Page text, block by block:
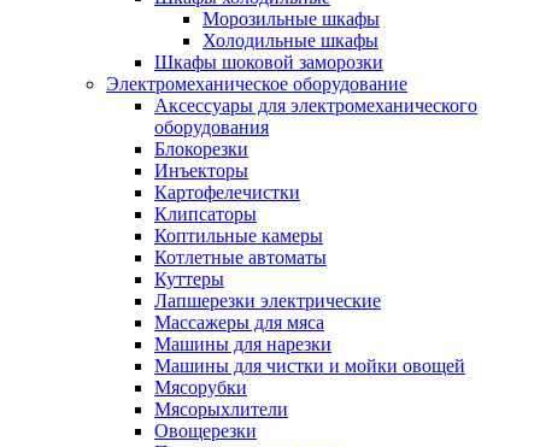
Mорозильные шкафы
Холодильные шкафы
Шкафы шоковой заморозки
Электромеханическое оборудование
Аксессуары для электромеханического
оборудования
Блокорезки
Инъекторы
Картофелечистки
Клипсаторы
Коптильные камеры
Котлетные автоматы
Куттеры
Лапшерезки электрические
Массажеры для мяса
Машины для нарезки
Машины для чистки и мойки овощей
Мясорубки
Мясорыхлители
Овощерезки